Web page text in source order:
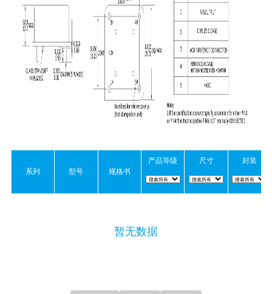
系列 型号 规格书
产品等级 尺寸 封装
暂无数据